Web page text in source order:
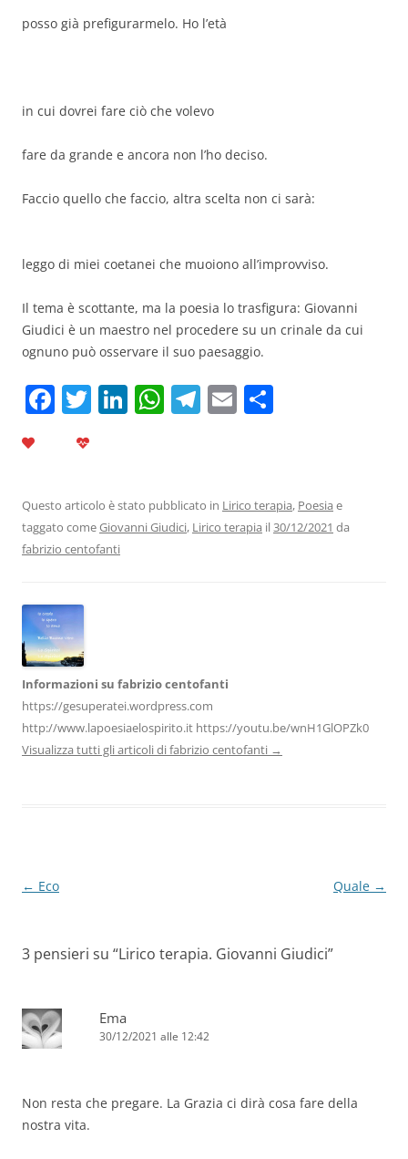
posso già prefigurarmelo. Ho l’età
in cui dovrei fare ciò che volevo
fare da grande e ancora non l’ho deciso.
Faccio quello che faccio, altra scelta non ci sarà:
leggo di miei coetanei che muoiono all’improvviso.
Il tema è scottante, ma la poesia lo trasfigura: Giovanni
Giudici è un maestro nel procedere su un crinale da cui
ognuno può osservare il suo paesaggio.
F
b
o
k
T Li
dI
n
W
A
p
T
a
m
E
vi
di
Questo articolo è stato pubblicato in Lirico terapia, Poesia e
taggato comeGiovanni Giudici, Lirico terapia il30/12/2021 da
fabrizio centofanti
Informazioni su fabrizio centofanti
https://gesuperatei.wordpress.com
http://www.lapoesiaelospirito.it https://youtu.be/wnH1GlOPZk0
Visualizza tutti gli articoli di fabrizio centofanti →
Navigazione
← Eco Quale →
3 pensieri su “Lirico terapia. Giovanni Giudici”
Ema
30/12/2021 alle 12:42
Non resta che pregare. La Grazia ci dirà cosa fare della
nostra vita.